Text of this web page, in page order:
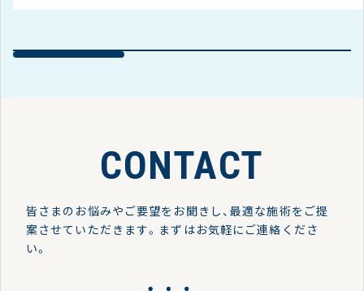
CONTACT
皆さまのお悩みやご要望をお聞きし、最適な施術をご提
案させていただきます。 まずはお気軽にご連絡くださ
い。